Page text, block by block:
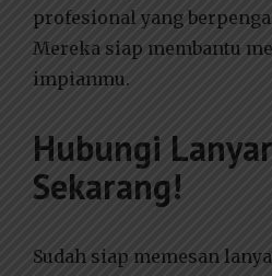
profesional yang
Mereka siap membantu
impianmu.
Hubungi
Sekarang!
Sudah siap memesan